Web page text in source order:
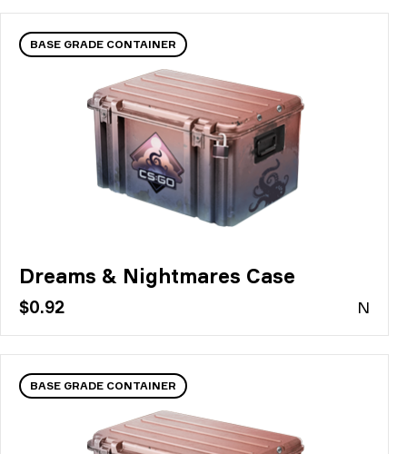
BASE GRADE CONTAINER
Dreams & Nightmares Case
$0.92 N
BASE GRADE CONTAINER